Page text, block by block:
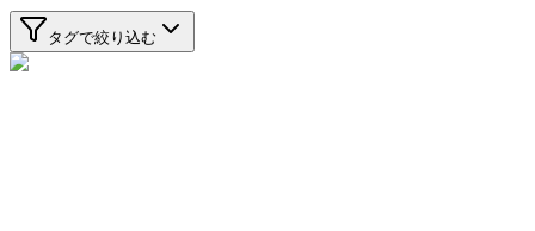
タグで絞り込む